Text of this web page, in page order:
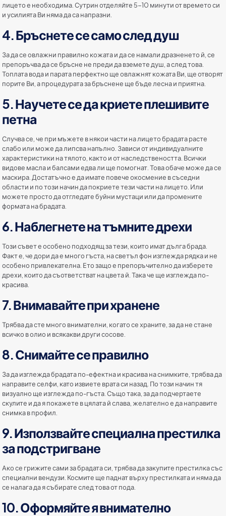
лицето е необходима. Сутрин отделяйте 5-10 минути от времето си
и усилията Ви няма да са напразни.
4. Бръснете се само след душ
За да се овлажни правилно кожата и да се намали дразненето й, се
препоръчва да се бръсне не преди да вземете душ, а след това.
Топлата вода и парата перфектно ще овлажнят кожата Ви, ще отворят
порите Ви, а процедурата за бръснене ще бъде лесна и приятна.
5. Научете се да криете плешивите
петна
Случва се, че при мъжете в някои части на лицето брадата расте
слабо или може да липсва напълно. Зависи от индивидуалните
характеристики на тялото, както и от наследствеността. Всички
видове масла и балсами едва ли ще помогнат. Това обаче може да се
маскира. Достатъчно е да имате повече окосмение в съседни
области и по този начин да покриете тези части на лицето. Или
можете просто да отгледате буйни мустаци или да промените
формата на брадата.
6. Наблегнете на тъмните дрехи
Този съвет е особено подходящ за тези, които имат дълга брада.
Факт е, че дори да е много гъста, на светъл фон изглежда рядка и не
особено привлекателна. Ето защо е препоръчително да изберете
дрехи, които да съответстват на цвета й. Така че ще изглежда по-
красива.
7. Внимавайте при хранене
Трябва да сте много внимателни, когато се храните, за да не стане
всичко в олио и всякакви други сосове.
8. Снимайте се правилно
За да изглежда брадата по-ефектна и красива на снимките, трябва да
направите селфи, като извиете врата си назад. По този начин тя
визуално ще изглежда по-гъста. Също така, за да подчертаете
скулите и да я покажете в цялата й слава, желателно е да направите
снимка в профил.
9. Използвайте специална престилка
за подстригване
Ако се грижите сами за брадата си, трябва да закупите престилка със
специални вендузи. Космите ще паднат върху престилката и няма да
се налага да я събирате след това от пода.
10. Оформяйте я внимателно